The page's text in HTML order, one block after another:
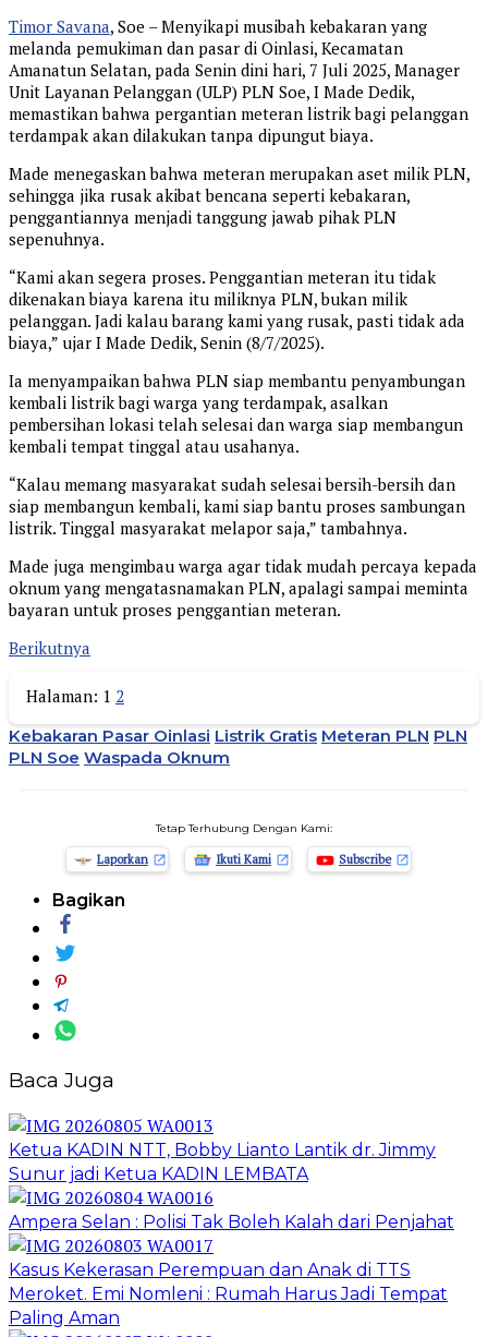
Timor Savana, Soe – Menyikapi musibah kebakaran yang
melanda pemukiman dan pasar di Oinlasi, Kecamatan
Amanatun Selatan, pada Senin dini hari, 7 Juli 2025, Manager
Unit Layanan Pelanggan (ULP) PLN Soe, I Made Dedik,
memastikan bahwa pergantian meteran listrik bagi pelanggan
terdampak akan dilakukan tanpa dipungut biaya.
Made menegaskan bahwa meteran merupakan aset milik PLN,
sehingga jika rusak akibat bencana seperti kebakaran,
penggantiannya menjadi tanggung jawab pihak PLN
sepenuhnya.
“Kami akan segera proses. Penggantian meteran itu tidak
dikenakan biaya karena itu miliknya PLN, bukan milik
pelanggan. Jadi kalau barang kami yang rusak, pasti tidak ada
biaya,” ujar I Made Dedik, Senin (8/7/2025).
Ia menyampaikan bahwa PLN siap membantu penyambungan
kembali listrik bagi warga yang terdampak, asalkan
pembersihan lokasi telah selesai dan warga siap membangun
kembali tempat tinggal atau usahanya.
“Kalau memang masyarakat sudah selesai bersih-bersih dan
siap membangun kembali, kami siap bantu proses sambungan
listrik. Tinggal masyarakat melapor saja,” tambahnya.
Made juga mengimbau warga agar tidak mudah percaya kepada
oknum yang mengatasnamakan PLN, apalagi sampai meminta
bayaran untuk proses penggantian meteran.
Berikutnya
Halaman: 1 2
Kebakaran Pasar Oinlasi Listrik Gratis Meteran PLN PLN
PLN Soe Waspada Oknum
Tetap Terhubung Dengan Kami:
Laporkan Ikuti Kami Subscribe
Bagikan
Baca Juga
Ketua KADIN NTT, Bobby Lianto Lantik dr. Jimmy
Sunur jadi Ketua KADIN LEMBATA
Ampera Selan : Polisi Tak Boleh Kalah dari Penjahat
Kasus Kekerasan Perempuan dan Anak di TTS
Meroket. Emi Nomleni : Rumah Harus Jadi Tempat
Paling Aman